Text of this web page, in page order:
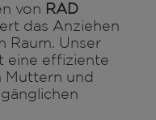
von RAD
das Anziehen
Raum. Unser
eine effiziente
Muttern und